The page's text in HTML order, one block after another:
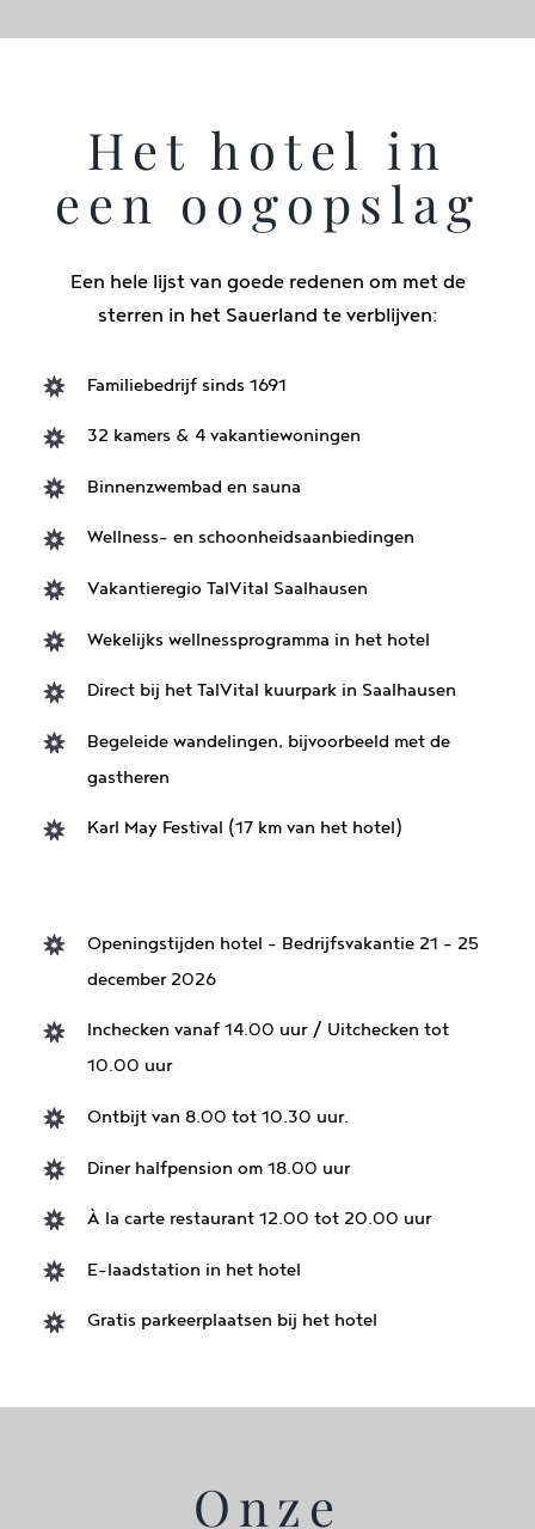
Het hotel in
een oogopslag
Een hele lijst van goede redenen om met de
sterren in het Sauerland te verblijven:
Familiebedrijf sinds 1691
32 kamers & 4 vakantiewoningen
Binnenzwembad en sauna
Wellness- en schoonheidsaanbiedingen
Vakantieregio TalVital Saalhausen
Wekelijks wellnessprogramma in het hotel
Direct bij het TalVital kuurpark in Saalhausen
Begeleide wandelingen, bijvoorbeeld met de
gastheren
Karl May Festival (17 km van het hotel)
Openingstijden hotel – Bedrijfsvakantie 21 – 25
december 2026
Inchecken vanaf 14.00 uur / Uitchecken tot
10.00 uur
Ontbijt van 8.00 tot 10.30 uur.
Diner halfpension om 18.00 uur
À la carte restaurant 12.00 tot 20.00 uur
E-laadstation in het hotel
Gratis parkeerplaatsen bij het hotel
Onze